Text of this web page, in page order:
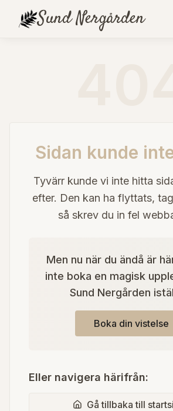
SundNergården
Sidan kunde
Tyvärr kunde vi inte hitta
efter. Den kan ha flyttats,
så skrev du in fel
Men nu när du ändå är
inte boka en magisk
Sund Nergården
Boka din vistelse
Eller navigera härifrån:
Gå tillbaka till